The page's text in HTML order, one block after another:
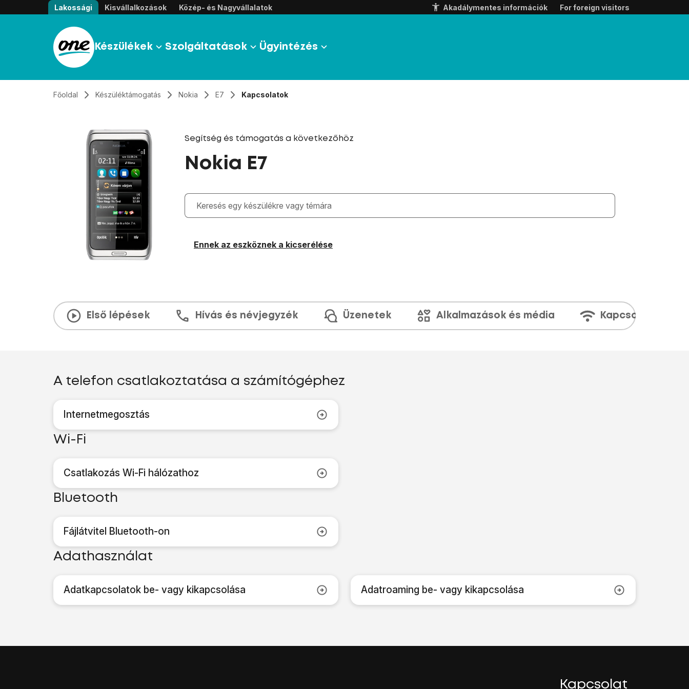
Átugrás, tovább a tartalomhoz
Lakossági Kisvállalkozások Közép- és Nagyvállalatok Akadálymentes információk For foreign visitors
Készülékek Szolgáltatások Ügyintézés
Főoldal Készüléktámogatás Nokia E7 Kapcsolatok
Segítség és támogatás a következőhöz
Nokia E7
Gépelés közben megjelennek a keresési javaslatok a mező alatt
Ennek az eszköznek a kicserélése
Első lépések Hívás és névjegyzék Üzenetek Alkalmazások és média Kapcsolatok
A telefon csatlakoztatása a számítógéphez
Internetmegosztás
Wi-Fi
Csatlakozás Wi-Fi hálózathoz
Bluetooth
Fájlátvitel Bluetooth-on
Adathasználat
Adatkapcsolatok be- vagy kikapcsolása Adatroaming be- vagy kikapcsolása
Kapcsolat